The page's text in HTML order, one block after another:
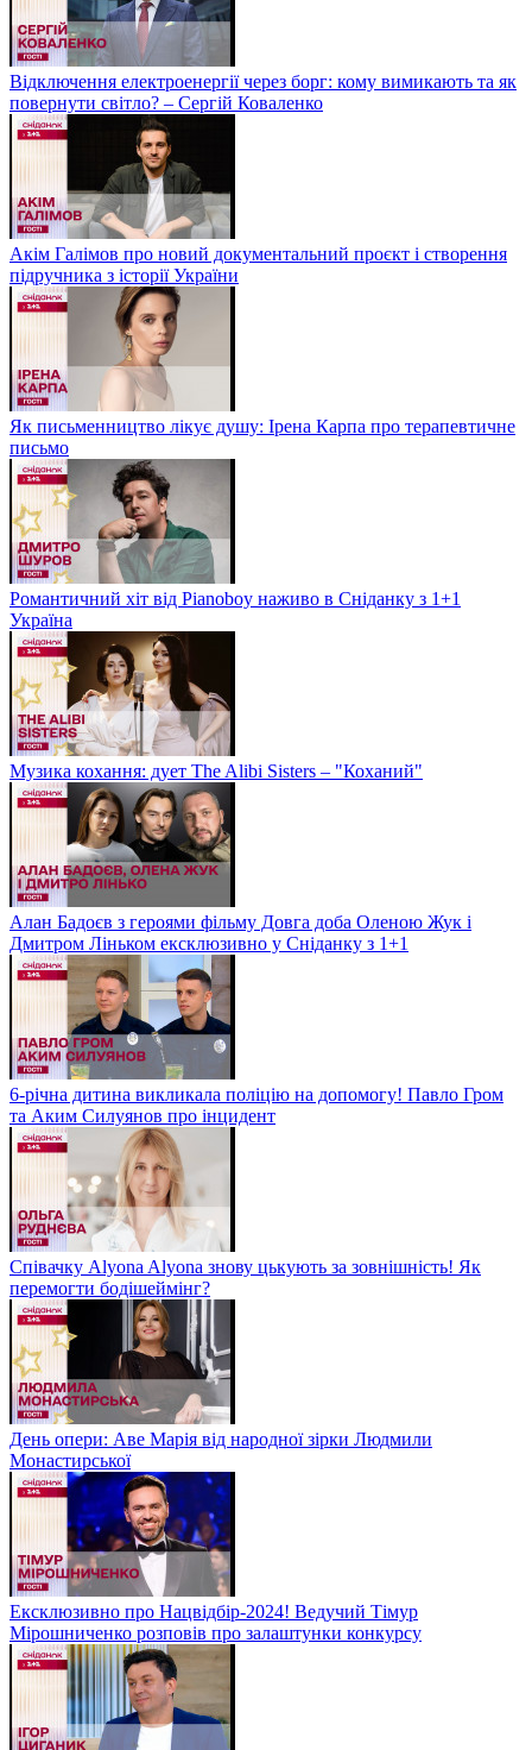
Відключення електроенергії через борг: кому вимикають та як
повернути світло? – Сергій Коваленко
Акім Галімов про новий документальний проєкт і створення
підручника з історії України
Як письменництво лікує душу: Ірена Карпа про терапевтичне
письмо
Романтичний хіт від Pianoboy наживо в Сніданку з 1+1
Україна
Музика кохання: дует The Alibi Sisters – "Коханий"
Алан Бадоєв з героями фільму Довга доба Оленою Жук і
Дмитром Ліньком ексклюзивно у Сніданку з 1+1
6-річна дитина викликала поліцію на допомогу! Павло Гром
та Аким Силуянов про інцидент
Співачку Alyona Alyona знову цькують за зовнішність! Як
перемогти бодішеймінг?
День опери: Аве Марія від народної зірки Людмили
Монастирської
Ексклюзивно про Нацвідбір-2024! Ведучий Тімур
Мірошниченко розповів про залаштунки конкурсу